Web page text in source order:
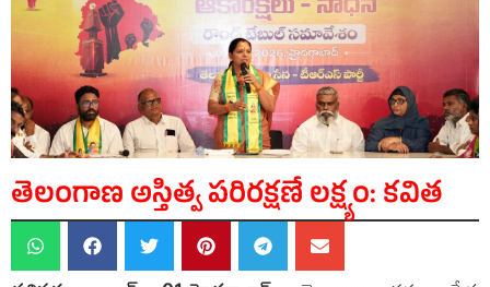
తెలంగాణ అస్తిత్వ పరిరక్షణే లక్ష్యం: కవిత